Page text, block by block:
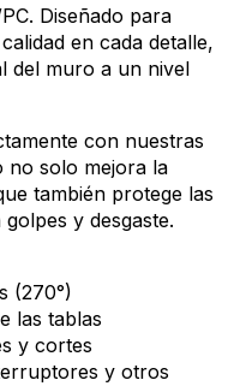
Diseñado para
en cada detalle,
del muro a un nivel
con nuestras
no solo mejora la
también protege las
y desgaste.
(270°)
las tablas
y cortes
y otros